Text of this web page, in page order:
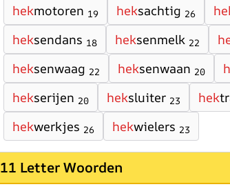
hekmotoren 19 heksachtig 26
heksendans 18 heksenmelk 22
heksenwaag 22 heksenwaan 20
hekserijen 20 heksluiter 23 hek
hekwerkjes 26 hekwielers 23
11 Letter Woorden